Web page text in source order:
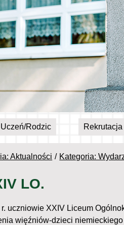
Uczeń/Rodzic Rekrutacja
Aktualności Kategoria:
LO.
uczniowie XXIV Liceum
więźniów-dzieci